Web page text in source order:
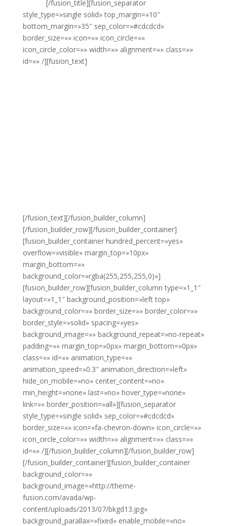
[/fusion_title][fusion_separator
style_type=»single solid» top_margin=»10″
bottom_margin=»35″ sep_color=»#cdcdcd»
border_size=»» icon=»» icon_circle=»»
icon_circle_color=»» width=»» alignment=»» class=»»
id=»» /][fusion_text]
[/fusion_text][/fusion_builder_column]
[/fusion_builder_row][/fusion_builder_container]
[fusion_builder_container hundred_percent=»yes»
overflow=»visible» margin_top=»10px»
margin_bottom=»»
background_color=»rgba(255,255,255,0)»]
[fusion_builder_row][fusion_builder_column type=»1_1″
layout=»1_1″ background_position=»left top»
background_color=»» border_size=»» border_color=»»
border_style=»solid» spacing=»yes»
background_image=»» background_repeat=»no-repeat»
padding=»» margin_top=»0px» margin_bottom=»0px»
class=»» id=»» animation_type=»»
animation_speed=»0.3″ animation_direction=»left»
hide_on_mobile=»no» center_content=»no»
min_height=»none» last=»no» hover_type=»none»
link=»» border_position=»all»][fusion_separator
style_type=»single solid» sep_color=»#cdcdcd»
border_size=»» icon=»fa-chevron-down» icon_circle=»»
icon_circle_color=»» width=»» alignment=»» class=»»
id=»» /][/fusion_builder_column][/fusion_builder_row]
[/fusion_builder_container][fusion_builder_container
background_color=»»
background_image=»http://theme-
fusion.com/avada/wp-
content/uploads/2013/07/bkgd13.jpg»
background_parallax=»fixed» enable_mobile=»no»